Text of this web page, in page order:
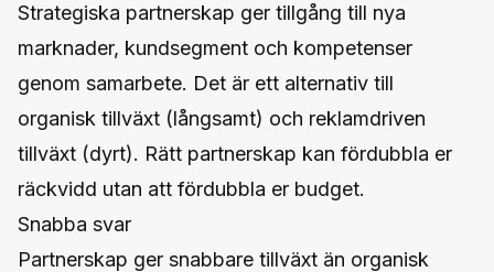
Strategiska partnerskap ger tillgång till nya
marknader, kundsegment och kompetenser
genom samarbete. Det är ett alternativ till
organisk tillväxt (långsamt) och reklamdriven
tillväxt (dyrt). Rätt partnerskap kan fördubbla er
räckvidd utan att fördubbla er budget.
Snabba svar
Partnerskap ger snabbare tillväxt än organisk